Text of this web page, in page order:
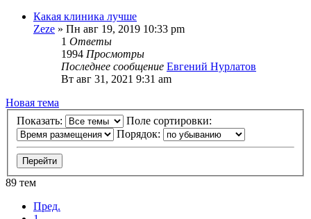
Какая клиника лучше
Zeze » Пн авг 19, 2019 10:33 pm
1 Ответы
1994 Просмотры
Последнее сообщение Евгений Нурлатов
Вт авг 31, 2021 9:31 am
Новая тема
Показать:
Поле сортировки:
Порядок:
89 тем
Пред.